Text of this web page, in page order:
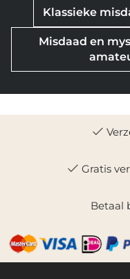
Klassieke
Misdaad en
Gratis
Betaal